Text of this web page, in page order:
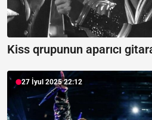
Kiss qrupunun aparıcı
27 İyul 2025 22:12